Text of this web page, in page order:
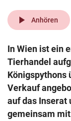
pin_drop
Wien
search
Suchbegriff
eingeben
play_arrow Anhören
In Wien ist ein
Tierhandel
Königspythons
Verkauf
auf das Inserat
gemeinsam